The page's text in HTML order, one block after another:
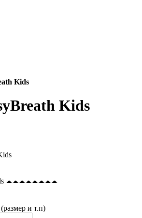
Kids
Kids
и т.п)